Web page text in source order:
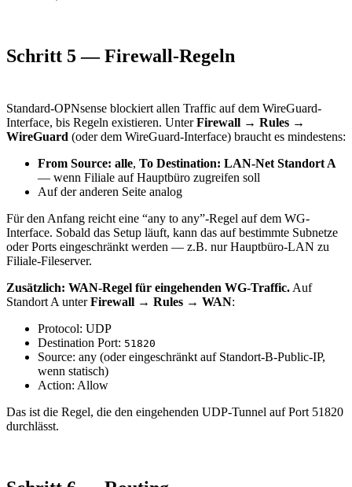
Schritt 5 — Firewall-Regeln
Standard-OPNsense blockiert allen Traffic auf dem WireGuard-
Interface, bis Regeln existieren. UnterFirewall → Rules →
WireGuard (oder dem WireGuard-Interface) braucht es mindestens:
From Source: alle, To Destination: LAN-Net Standort A
— wenn Filiale auf Hauptbüro zugreifen soll
Auf der anderen Seite analog
Für den Anfang reicht eine “any to any”-Regel auf dem WG-
Interface. Sobald das Setup läuft, kann das auf bestimmte Subnetze
oder Ports eingeschränkt werden — z.B. nur Hauptbüro-LAN zu
Filiale-Fileserver.
Zusätzlich: WAN-Regel für eingehenden WG-Traffic. Auf
Standort A unterFirewall → Rules → WAN:
Protocol: UDP
Destination Port: 51820
Source: any (oder eingeschränkt auf Standort-B-Public-IP,
wenn statisch)
Action: Allow
Das ist die Regel, die den eingehenden UDP-Tunnel auf Port 51820
durchlässt.